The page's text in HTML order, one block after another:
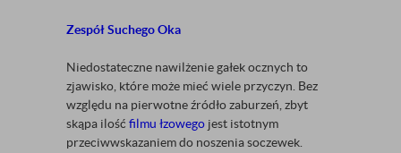
Zespół Suchego Oka
Niedostateczne nawilżenie gałek ocznych to
zjawisko, które może mieć wiele przyczyn. Bez
względu na pierwotne źródło zaburzeń, zbyt
skąpa ilość filmu łzowego jest istotnym
przeciwwskazaniem do noszenia soczewek.